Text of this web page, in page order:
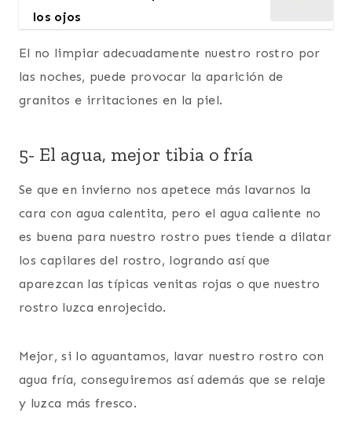
los ojos
El no limpiar adecuadamente nuestro rostro por
las noches, puede provocar la aparición de
granitos e irritaciones en la piel.
5- El agua, mejor tibia o fría
Se que en invierno nos apetece más lavarnos la
cara con agua calentita, pero el agua caliente no
es buena para nuestro rostro pues tiende a dilatar
los capilares del rostro, logrando así que
aparezcan las típicas venitas rojas o que nuestro
rostro luzca enrojecido.
Mejor, si lo aguantamos, lavar nuestro rostro con
agua fría, conseguiremos así además que se relaje
y luzca más fresco.